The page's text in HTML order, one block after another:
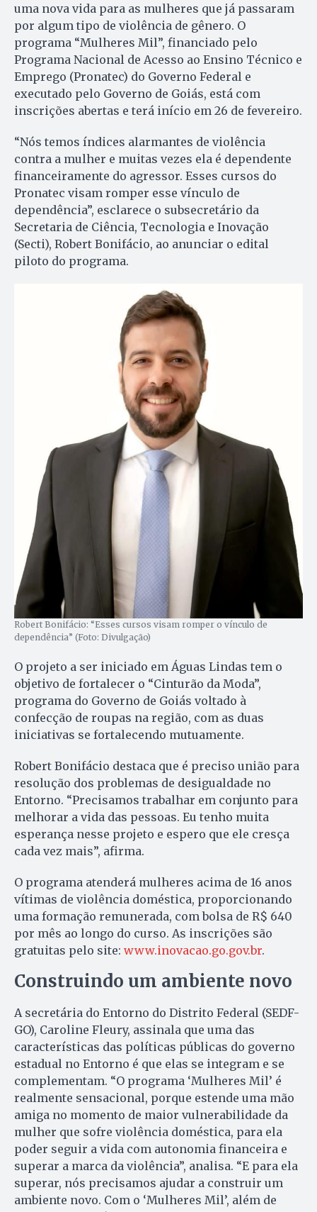
uma nova vida para as mulheres que já passaram
por algum tipo de violência de gênero. O
programa “Mulheres Mil”, financiado pelo
Programa Nacional de Acesso ao Ensino Técnico e
Emprego (Pronatec) do Governo Federal e
executado pelo Governo de Goiás, está com
inscrições abertas e terá início em 26 de fevereiro.
“Nós temos índices alarmantes de violência
contra a mulher e muitas vezes ela é dependente
financeiramente do agressor. Esses cursos do
Pronatec visam romper esse vínculo de
dependência”, esclarece o subsecretário da
Secretaria de Ciência, Tecnologia e Inovação
(Secti), Robert Bonifácio, ao anunciar o edital
piloto do programa.
Robert Bonifácio: “Esses cursos visam romper o vínculo de
dependência” (Foto: Divulgação)
O projeto a ser iniciado em Águas Lindas tem o
objetivo de fortalecer o “Cinturão da Moda”,
programa do Governo de Goiás voltado à
confecção de roupas na região, com as duas
iniciativas se fortalecendo mutuamente.
Robert Bonifácio destaca que é preciso união para
resolução dos problemas de desigualdade no
Entorno. “Precisamos trabalhar em conjunto para
melhorar a vida das pessoas. Eu tenho muita
esperança nesse projeto e espero que ele cresça
cada vez mais”, afirma.
O programa atenderá mulheres acima de 16 anos
vítimas de violência doméstica, proporcionando
uma formação remunerada, com bolsa de R$ 640
por mês ao longo do curso. As inscrições são
gratuitas pelo site: www.inovacao.go.gov.br.
Construindo um ambiente novo
A secretária do Entorno do Distrito Federal (SEDF-
GO), Caroline Fleury, assinala que uma das
características das políticas públicas do governo
estadual no Entorno é que elas se integram e se
complementam. “O programa ‘Mulheres Mil’ é
realmente sensacional, porque estende uma mão
amiga no momento de maior vulnerabilidade da
mulher que sofre violência doméstica, para ela
poder seguir a vida com autonomia financeira e
superar a marca da violência”, analisa. “E para ela
superar, nós precisamos ajudar a construir um
ambiente novo. Com o ‘Mulheres Mil’, além de